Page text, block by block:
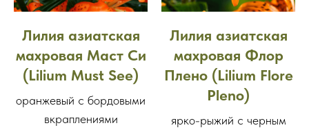
Лилия азиатская
махровая Маст Си
(Lilium Must See)
оранжевый с бордовыми
вкраплениями
Лилия азиатская
махровая Флор
Плено (Lilium Flore
Pleno)
ярко-рыжий с черным